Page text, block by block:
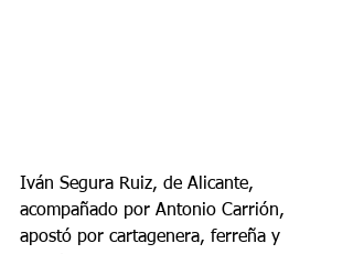
Iván Segura Ruiz, de Alicante,
acompañado por Antonio Carrión,
apostó por cartagenera, ferreña y